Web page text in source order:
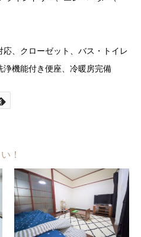
応、クローゼット、バス・トイレ
機能付き便座、冷暖房完備
！